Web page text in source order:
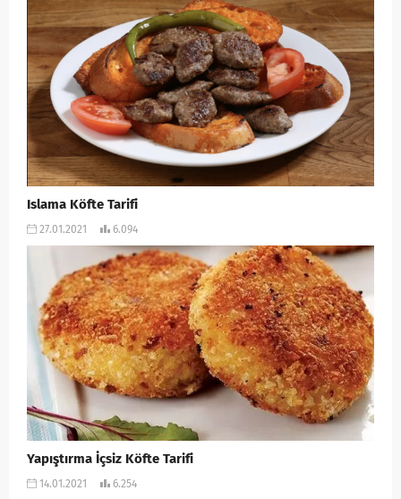
Islama Köfte Tarifi
27.01.2021 6.094
Yapıştırma İçsiz Köfte Tarifi
14.01.2021 6.254